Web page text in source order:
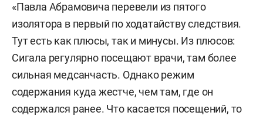
«Павла Абрамовича перевели из пятого
изолятора в первый по ходатайству следствия.
Тут есть как плюсы, так и минусы. Из плюсов:
Сигала регулярно посещают врачи, там более
сильная медсанчасть. Однако режим
содержания куда жестче, чем там, где он
содержался ранее. Что касается посещений, то